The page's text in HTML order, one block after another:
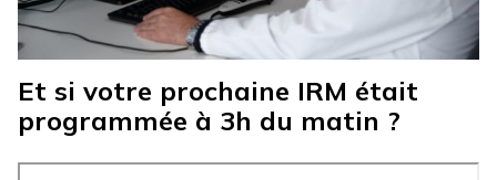
Et si votre prochaine IRM était
programmée à 3h du matin ?